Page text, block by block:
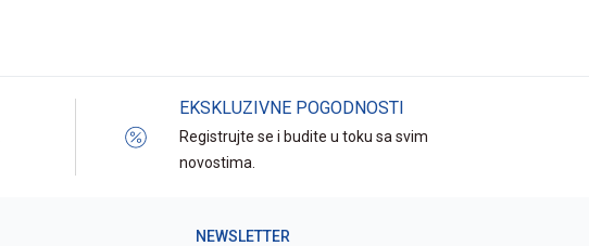
EKSKLUZIVNE POGODNOSTI
Registrujte se i budite u toku sa svim
novostima.
NEWSLETTER